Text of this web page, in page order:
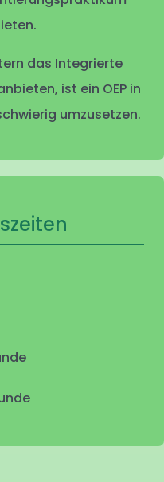
das Integrierte
ist ein OEP in
umzusetzen.